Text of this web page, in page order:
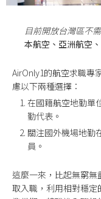
目前開放台灣區不
本航空、亞洲航空
AirOnly1的航空求職專
慮以下兩種選擇：
在國籍航空地勤單
勤代表。
關注國外機場地勤
員。
這麼一來，比起無窮
取入職，利用相對穩